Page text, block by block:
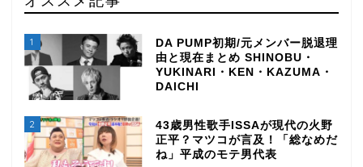
1
DA PUMP初期/元メンバー脱退理
由と現在まとめ SHINOBU・
YUKINARI・KEN・KAZUMA・
DAICHI
2
43歳男性歌手ISSAが現代の火野
正平？マツコが言及！「総なめだ
ね」平成のモテ男代表